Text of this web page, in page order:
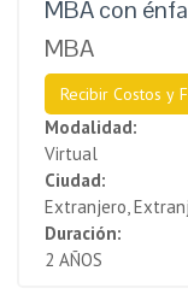
MBA con
MBA
Recibir Costos y
Modalidad:
Virtual
Ciudad:
Extranjero,
Duración:
2 AÑOS